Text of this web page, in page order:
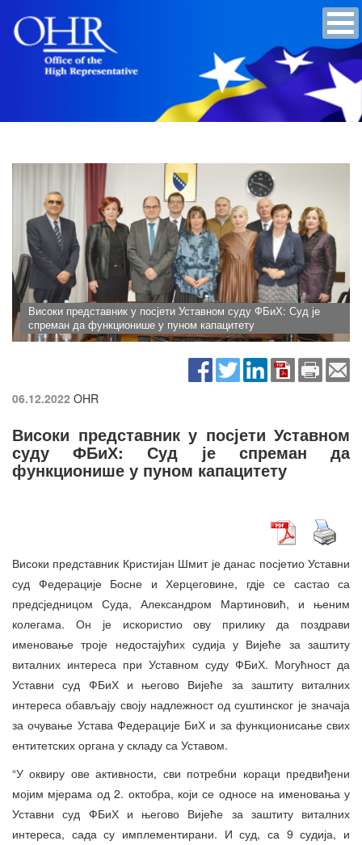
Високи представник у посјети Уставном суду ФБиХ: Суд је
спреман да функционише у пуном капацитету
06.12.2022 OHR
Високи представник у посјети Уставном
суду ФБиХ: Суд је спреман да
функционише у пуном капацитету
Високи представник Кристијан Шмит је данас посјетио Уставни
суд Федерације Босне и Херцеговине, гдје се састао са
предсједницом Суда, Александром Мартиновић, и њеним
колегама. Он је искористио ову прилику да поздрави
именовање троје недостајућих судија у Вијеће за заштиту
виталних интереса при Уставном суду ФБиХ. Могућност да
Уставни суд ФБиХ и његово Вијеће за заштиту виталних
интереса обављају своју надлежност од суштинског је значаја
за очување Устава Федерације БиХ и за функционисање свих
ентитетских органа у складу са Уставом.
“У оквиру ове активности, сви потребни кораци предвиђени
мојим мјерама од 2. октобра, који се односе на именовања у
Уставни суд ФБиХ и његово Вијеће за заштиту виталних
интереса, сада су имплементирани. И суд, са 9 судија, и